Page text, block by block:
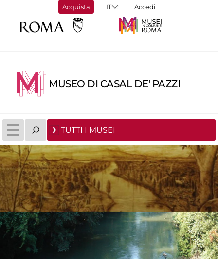
Acquista Accedi
MUSEO DI CASAL DE' PAZZI
TUTTI I MUSEI